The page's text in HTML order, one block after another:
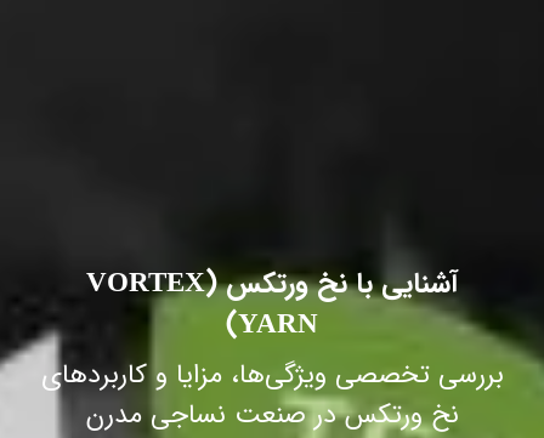
آشنایی با نخ ورتکس (VORTEX
YARN)
بررسی تخصصی ویژگی‌ها، مزایا و کاربردهای
نخ ورتکس در صنعت نساجی مدرن